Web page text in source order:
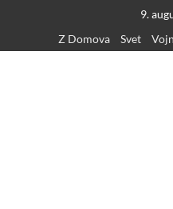
content
9.
Z Domova
Svet